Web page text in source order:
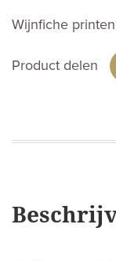
Wijnfiche printen
Product delen